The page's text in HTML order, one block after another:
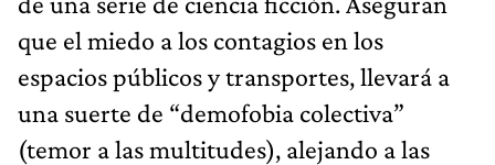
que el miedo a los contagios en los
espacios públicos y transportes, llevará a
una suerte de “demofobia colectiva”
(temor a las multitudes), alejando a las